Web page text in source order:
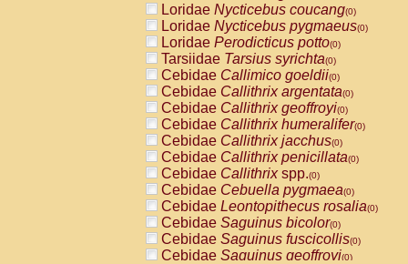
Loridae Nycticebus coucang(0)
Loridae Nycticebus pygmaeus(0)
Loridae Perodicticus potto(0)
Tarsiidae Tarsius syrichta(0)
Cebidae Callimico goeldii(0)
Cebidae Callithrix argentata(0)
Cebidae Callithrix geoffroyi(0)
Cebidae Callithrix humeralifer(0)
Cebidae Callithrix jacchus(0)
Cebidae Callithrix penicillata(0)
Cebidae Callithrixspp.(0)
Cebidae Cebuella pygmaea(0)
Cebidae Leontopithecus rosalia(0)
Cebidae Saguinus bicolor(0)
Cebidae Saguinus fuscicollis(0)
Cebidae Saguinus geoffroyi(0)